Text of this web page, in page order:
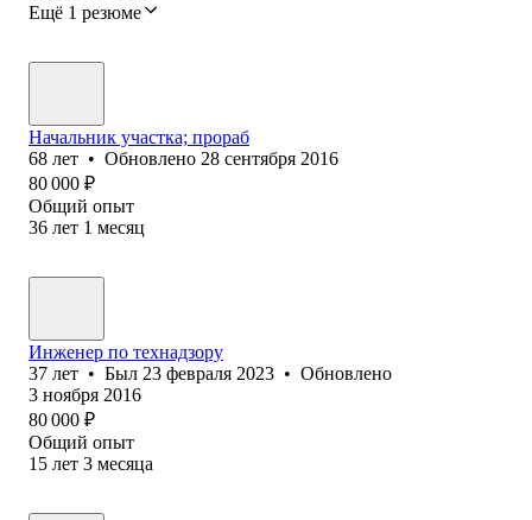
Ещё 1 резюме
Начальник участка; прораб
68 лет • Обновлено 28 сентября 2016
80 000 ₽
Общий опыт
36 лет 1 месяц
Инженер по технадзору
37 лет • Был 23 февраля 2023 • Обновлено
3 ноября 2016
80 000 ₽
Общий опыт
15 лет 3 месяца